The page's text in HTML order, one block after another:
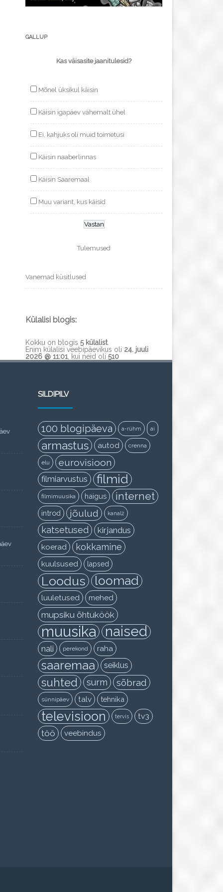
GALLUP
Kas väisasite jaanitulesid?
Mõnel üksikul käisin
Käisin igapäev vähemalt ühel
Ei, kahjuks oli muid toimetusi
Käisin naaberlinnas
Käisin Saaremaal
Muu variant, kus käisid
Tulemused
Vanemad küsitlused
Külalisi blogis:
Kokku on blogis 5 külalist.
Enim külalisi veebipäevikus oli 24. juuli
2026 @ 11:01 , kui neid oli 510
SILDIPILV
100 blogipäeva a-rühm ai
armastus autod crenna
elu eurovisioon
filmiarvustus filmid
filmimuusika haigus internet
introd jõulud kanal2
katsetused kirjandus
koerad kokkamine
kuulsused lapsed
Loodus loomad
luuletused mehed
mupsiku õhtuköök
muusika naised
nali perekond raha
saaremaa seiklus
suhted surm sõbrad
sünnipäev talv tehnika
televisioon tervis tv3
töö veebindus